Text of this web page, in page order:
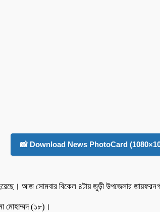
📸 Download News PhotoCard
আজ সোমবার বিকেল ৪টায় জুড়ী উপজেলার
মোহাম্মদ (১৮)।